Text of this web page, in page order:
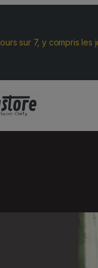
sur 7, y compris les